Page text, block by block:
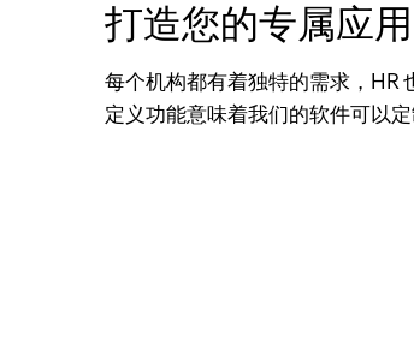
打造您的专属应用
每个机构都有着独特的需求，HR
定义功能意味着我们的软件可以